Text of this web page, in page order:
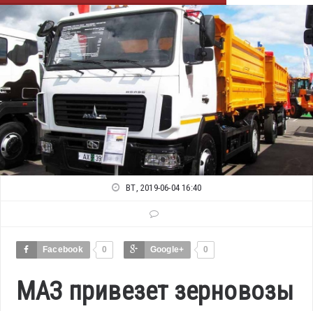
ВТ, 2019-06-04 16:40
Facebook 0 Google+ 0
МАЗ привезет зерновозы